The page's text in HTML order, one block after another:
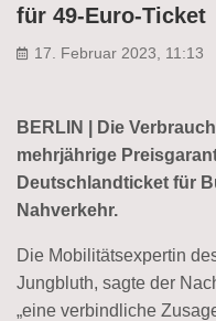
für 49-Euro-Ticket
17. Februar 2023, 11:13
BERLIN | Die
mehrjährige
Deutschlandticket für
Nahverkehr.
Die Mobilitätsexpertin
Jungbluth, sagte der
„eine verbindliche